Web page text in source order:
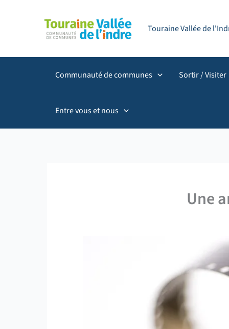
Touraine Vallée de
Communauté de communes Sortir / Visiter
Entre vous et nous
Une